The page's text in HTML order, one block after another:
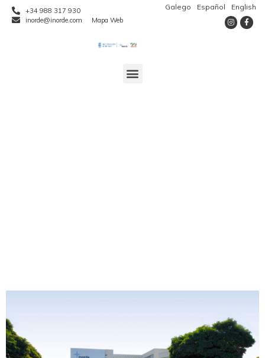
+34 988 317 930
inorde@inorde.com
Mapa Web
Galego Español English